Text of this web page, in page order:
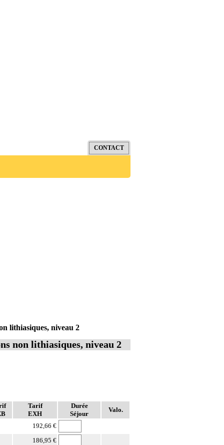
Tarif
EXH
Durée
Séjour
Valo.
192,66 €
186,95 €
lithiasiques, niveau 2
non lithiasiques, niveau 2